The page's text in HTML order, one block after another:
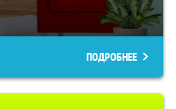
ПОДРОБНЕЕ